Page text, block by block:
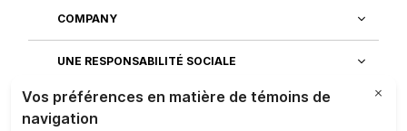
COMPANY
UNE RESPONSABILITÉ SOCIALE
REJOIGNEZ NOTRE EQUIPE